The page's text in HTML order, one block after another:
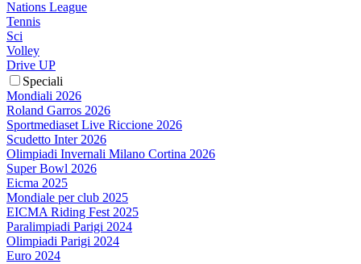
Nations League
Tennis
Sci
Volley
Drive UP
Speciali
Mondiali 2026
Roland Garros 2026
Sportmediaset Live Riccione 2026
Scudetto Inter 2026
Olimpiadi Invernali Milano Cortina 2026
Super Bowl 2026
Eicma 2025
Mondiale per club 2025
EICMA Riding Fest 2025
Paralimpiadi Parigi 2024
Olimpiadi Parigi 2024
Euro 2024